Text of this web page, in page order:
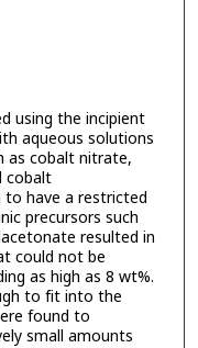
using the incipient
aqueous solutions
as cobalt nitrate,
cobalt
have a restricted
precursors such
resulted in
could not be
as high as 8 wt%.
to fit into the
found to
small amounts